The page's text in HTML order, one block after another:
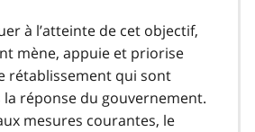
à l’atteinte de cet objectif,
mène, appuie et priorise
rétablissement qui sont
réponse du gouvernement.
mesures courantes, le